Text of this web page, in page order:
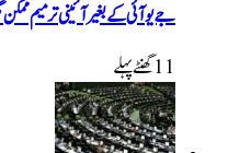
جے یو آئی کے بغیر آئینی ترمیم
11 گھنٹےپہلے